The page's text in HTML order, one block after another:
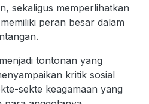
sekaligus memperlihatkan
peran besar dalam
tontonan yang
kritik sosial
sekte keagamaan yang